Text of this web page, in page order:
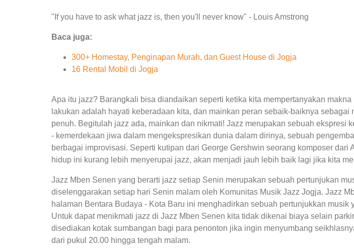
"If you have to ask what jazz is, then you'll never know" - Louis Amstrong
Baca juga:
300+ Homestay, Penginapan Murah, dan Guest House di Jogja
16 Rental Mobil di Jogja
Apa itu jazz? Barangkali bisa diandaikan seperti ketika kita mempertanyakan
lakukan adalah hayati keberadaan kita, dan mainkan peran sebaik-baiknya sebagai
penuh. Begitulah jazz ada, mainkan dan nikmati! Jazz merupakan sebuah ekspresi
- kemerdekaan jiwa dalam mengekspresikan dunia dalam dirinya, sebuah
berbagai improvisasi. Seperti kutipan dari George Gershwin seorang komposer dari
hidup ini kurang lebih menyerupai jazz, akan menjadi jauh lebih baik lagi jika kita
Jazz Mben Senen yang berarti jazz setiap Senin merupakan sebuah pertunjukan
diselenggarakan setiap hari Senin malam oleh Komunitas Musik Jazz Jogja. Jazz
halaman Bentara Budaya - Kota Baru ini menghadirkan sebuah pertunjukkan musik
Untuk dapat menikmati jazz di Jazz Mben Senen kita tidak dikenai biaya selain
disediakan kotak sumbangan bagi para penonton jika ingin menyumbang
dari pukul 20.00 hingga tengah malam.